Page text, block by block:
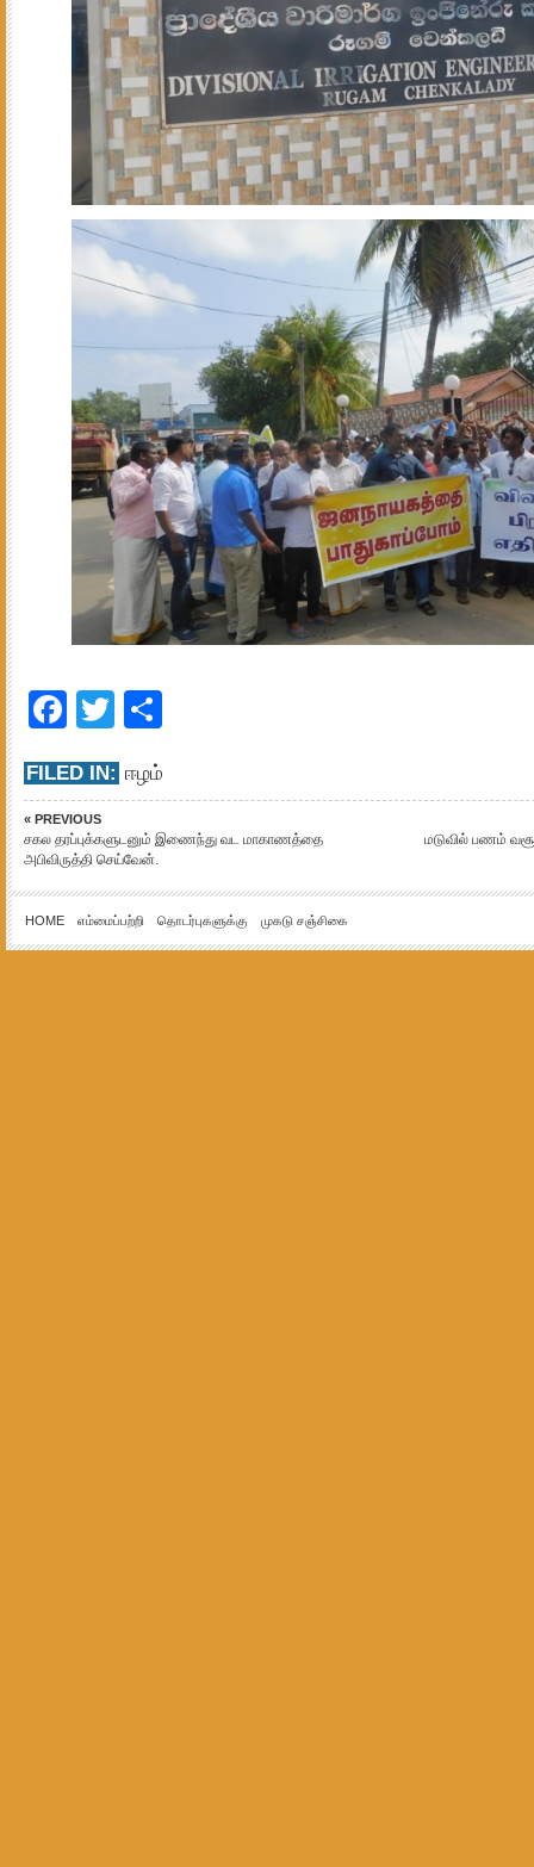
Facebook
Twitter
FILED IN: ஈழம்
« PREVIOUS
சகல தரப்புக்களுடனும் இணைந்து வட மாகாணத்தை
அபிவிருத்தி செய்வேன்.
மடுவில் பணம்
HOME எம்மைப்பற்றி தொடர்புகளுக்கு முகடு சஞ்சிகை